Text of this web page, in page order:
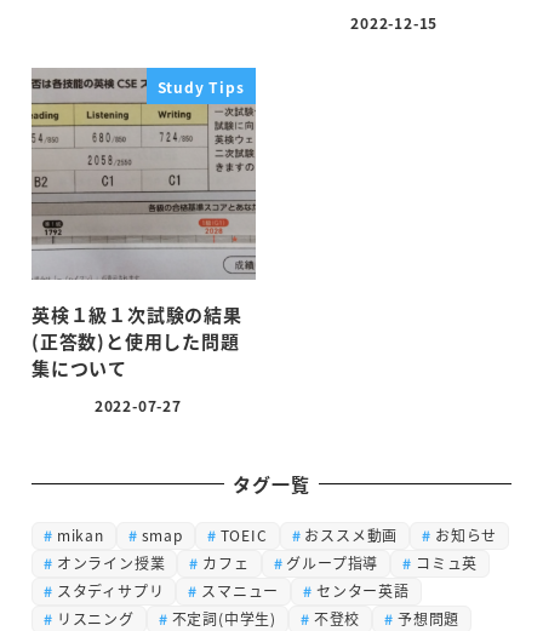
投稿日
2022-12-15
Study Tips
英検１級１次試験の結果
(正答数)と使用した問題
集について
投稿日
2022-07-27
タグ一覧
mikan smap TOEIC おススメ動画
お知らせ
オンライン授業
カフェ グループ指導
コミュ英
スタディサプリ
スマニュー
センター英語
リスニング
不定詞(中学生) 不登校
予想問題